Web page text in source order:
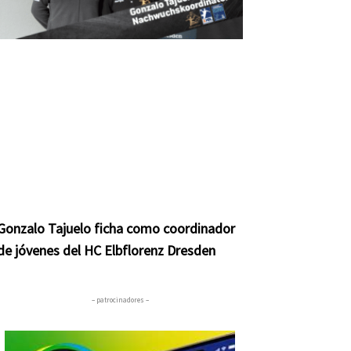
Tajuelo ficha como coordinador
jóvenes del HC Elbflorenz Dresden
– patrocinadores –